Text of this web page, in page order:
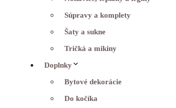
Súpravy a komplety
Šaty a sukne
Tričká a mikiny
Doplnky
Bytové dekorácie
Do kočíka